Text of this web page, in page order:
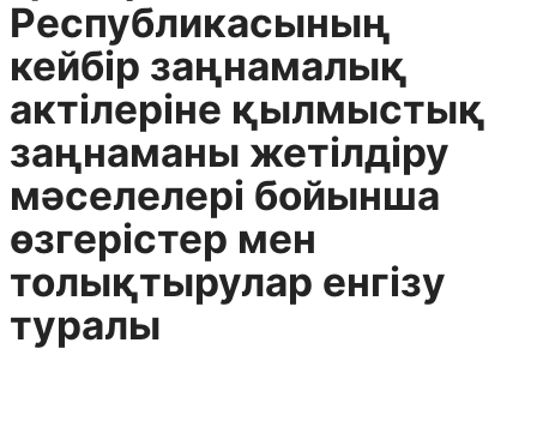
Республикасының
кейбір заңнамалық
актілеріне қылмыстық
заңнаманы жетілдіру
мәселелері бойынша
өзгерістер мен
толықтырулар енгізу
туралы